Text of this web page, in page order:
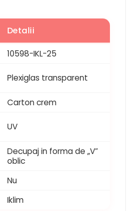
Detalii
10598-IKL-25
Plexiglas transparent
Carton crem
UV
Decupaj in forma de „V”
oblic
Nu
Iklim